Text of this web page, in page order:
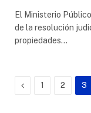
El Ministerio
de la resolución
propiedades…
Previous
1 2 3